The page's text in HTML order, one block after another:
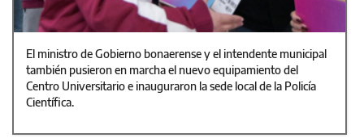
El ministro de Gobierno bonaerense y el intendente municipal
también pusieron en marcha el nuevo equipamiento del
Centro Universitario e inauguraron la sede local de la Policía
Científica.